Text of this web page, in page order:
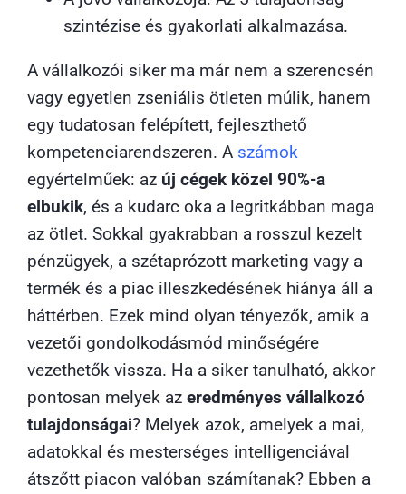
szintézise és gyakorlati alkalmazása.
A vállalkozói siker ma már nem a szerencsén
vagy egyetlen zseniális ötleten múlik, hanem
egy tudatosan felépített, fejleszthető
kompetenciarendszeren. A számok
egyértelműek: az új cégek közel 90%-a
elbukik, és a kudarc oka a legritkábban maga
az ötlet. Sokkal gyakrabban a rosszul kezelt
pénzügyek, a szétaprózott marketing vagy a
termék és a piac illeszkedésének hiánya áll a
háttérben. Ezek mind olyan tényezők, amik a
vezetői gondolkodásmód minőségére
vezethetők vissza. Ha a siker tanulható, akkor
pontosan melyek az eredményes vállalkozó
tulajdonságai? Melyek azok, amelyek a mai,
adatokkal és mesterséges intelligenciával
átszőtt piacon valóban számítanak? Ebben a